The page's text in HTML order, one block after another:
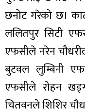
छनोट गरेको छ।
ललितपुर सिटी
एफसीले नरेन
बुटवल लुम्बिनी
एफसीले रोहन
चितवनले शिशिर